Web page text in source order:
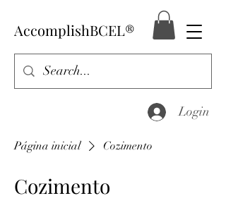
AccomplishBCEL®
Login
Página inicial Cozimento
Cozimento